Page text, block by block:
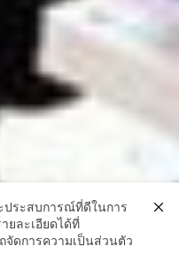
ประสบการณ์ที่ดีในการ
ยละเอียดได้ที่
จัดการความเป็นส่วนตัว